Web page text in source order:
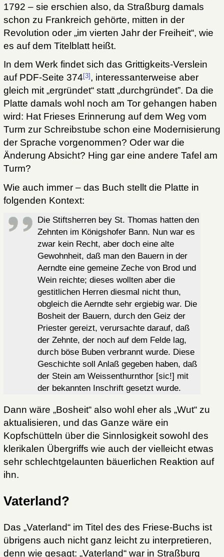
1792 – sie erschien also, da Straßburg damals
schon zu Frankreich gehörte, mitten in der
Revolution oder „im vierten Jahr der Freiheit“, wie
es auf dem Titelblatt heißt.
In dem Werk findet sich das Grittigkeits-Verslein
auf PDF-Seite 374 [3] , interessanterweise aber
gleich mit „ergründet“ statt „durchgründet”. Da die
Platte damals wohl noch am Tor gehangen haben
wird: Hat Frieses Erinnerung auf dem Weg vom
Turm zur Schreibstube schon eine Modernisierung
der Sprache vorgenommen? Oder war die
Änderung Absicht? Hing gar eine andere Tafel am
Turm?
Wie auch immer – das Buch stellt die Platte in
folgenden Kontext:
Die Stiftsherren bey St. Thomas hatten den
Zehnten im Königshofer Bann. Nun war es
zwar kein Recht, aber doch eine alte
Gewohnheit, daß man den Bauern in der
Aerndte eine gemeine Zeche von Brod und
Wein reichte; dieses wollten aber die
gestitlichen Herren diesmal nicht thun,
obgleich die Aerndte sehr ergiebig war. Die
Bosheit der Bauern, durch den Geiz der
Priester gereizt, verursachte darauf, daß
der Zehnte, der noch auf dem Felde lag,
durch böse Buben verbrannt wurde. Diese
Geschichte soll Anlaß gegeben haben, daß
der Stein am Weissenthurnthor [sic!] mit
der bekannten Inschrift gesetzt wurde.
Dann wäre „Bosheit“ also wohl eher als „Wut“ zu
aktualisieren, und das Ganze wäre ein
Kopfschütteln über die Sinnlosigkeit sowohl des
klerikalen Übergriffs wie auch der vielleicht etwas
sehr schlechtgelaunten bäuerlichen Reaktion auf
ihn.
Vaterland?
Das „Vaterland“ im Titel des des Friese-Buchs ist
übrigens auch nicht ganz leicht zu interpretieren,
denn wie gesagt: „Vaterland“ war in Straßburg